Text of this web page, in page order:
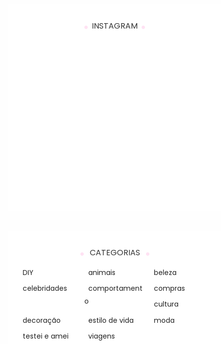
INSTAGRAM
CATEGORIAS
DIY animais
beleza
celebridades
comportament
o
compras
cultura
decoração
estilo de vida
moda
testei e amei
viagens